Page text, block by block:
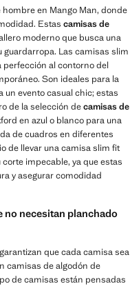
hombre en Mango Man, donde
Estas camisas de
moderno que busca una
guardarropa. Las camisas slim
perfección al contorno del
Son ideales para la
evento casual chic; estas
de la selección decamisas de
en azul o blanco para una
de cuadros en diferentes
de llevar una camisa slim fit
impecable, ya que estas
y asegurar comodidad
no necesitan planchado
que cada camisa sea
camisas de algodón de
de camisas están pensadas